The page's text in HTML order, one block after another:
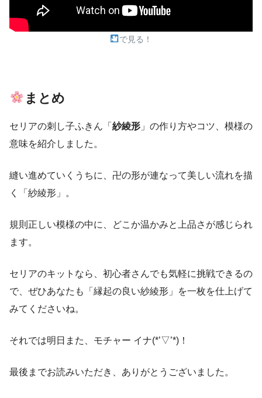
で見る！
まとめ
セリアの刺し子ふきん「 紗綾形 」の作り方やコツ、模様の
意味を紹介しました。
縫い進めていくうちに、卍の形が連なって美しい流れを描
く「紗綾形」。
規則正しい模様の中に、どこか温かみと上品さが感じられ
ます。
セリアのキットなら、初心者さんでも気軽に挑戦できるの
で、ぜひあなたも「縁起の良い紗綾形」を一枚を仕上げて
みてくださいね。
それでは明日また、モチャー イナ(*’▽’*)！
最後までお読みいただき、ありがとうございました。